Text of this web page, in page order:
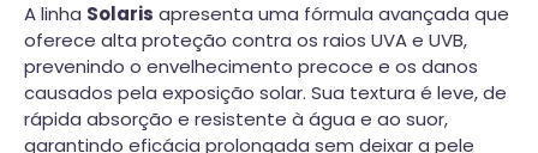
A linha Solaris apresenta uma fórmula avançada que
oferece alta proteção contra os raios UVA e UVB,
prevenindo o envelhecimento precoce e os danos
causados pela exposição solar. Sua textura é leve, de
rápida absorção e resistente à água e ao suor,
garantindo eficácia prolongada sem deixar a pele